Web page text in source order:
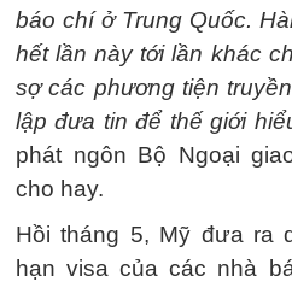
báo chí ở Trung Quốc.
hết lần này tới lần khác
sợ các phương tiện
lập đưa tin để thế giới
phát ngôn Bộ Ngoại
cho hay.
Hồi tháng 5, Mỹ đưa ra
hạn visa của các nhà